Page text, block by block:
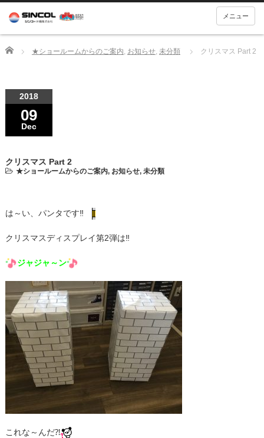
メニュー
Home ★ショールームからのご案内, お知らせ, 未分類 クリスマス Part 2
2018
09
Dec
クリスマス Part 2
★ショールームからのご案内, お知らせ, 未分類
は～い、パンタです‼
クリスマスディスプレイ第2弾は‼
ジャジャ～ン
これな～んだ⁈